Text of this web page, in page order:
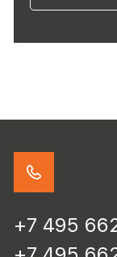
+7 495